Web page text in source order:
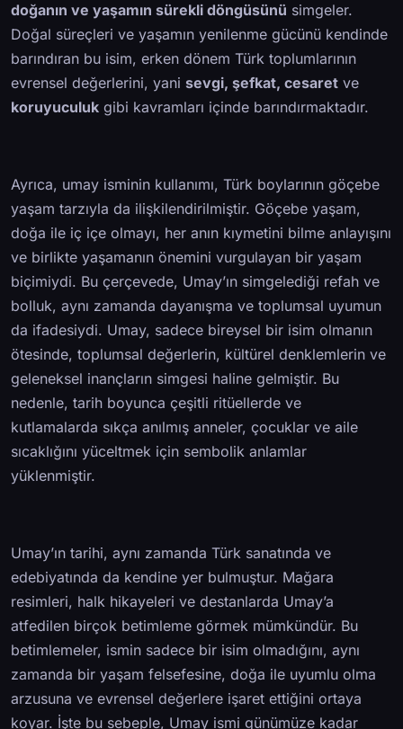
doğanın ve yaşamın sürekli döngüsünü simgeler.
Doğal süreçleri ve yaşamın yenilenme gücünü kendinde
barındıran bu isim, erken dönem Türk toplumlarının
evrensel değerlerini, yani sevgi, şefkat, cesaret ve
koruyuculuk gibi kavramları içinde barındırmaktadır.
Ayrıca, umay isminin kullanımı, Türk boylarının göçebe
yaşam tarzıyla da ilişkilendirilmiştir. Göçebe yaşam,
doğa ile iç içe olmayı, her anın kıymetini bilme anlayışını
ve birlikte yaşamanın önemini vurgulayan bir yaşam
biçimiydi. Bu çerçevede, Umay’ın simgelediği refah ve
bolluk, aynı zamanda dayanışma ve toplumsal uyumun
da ifadesiydi. Umay, sadece bireysel bir isim olmanın
ötesinde, toplumsal değerlerin, kültürel denklemlerin ve
geleneksel inançların simgesi haline gelmiştir. Bu
nedenle, tarih boyunca çeşitli ritüellerde ve
kutlamalarda sıkça anılmış anneler, çocuklar ve aile
sıcaklığını yüceltmek için sembolik anlamlar
yüklenmiştir.
Umay’ın tarihi, aynı zamanda Türk sanatında ve
edebiyatında da kendine yer bulmuştur. Mağara
resimleri, halk hikayeleri ve destanlarda Umay’a
atfedilen birçok betimleme görmek mümkündür. Bu
betimlemeler, ismin sadece bir isim olmadığını, aynı
zamanda bir yaşam felsefesine, doğa ile uyumlu olma
arzusuna ve evrensel değerlere işaret ettiğini ortaya
koyar. İşte bu sebeple, Umay ismi günümüze kadar